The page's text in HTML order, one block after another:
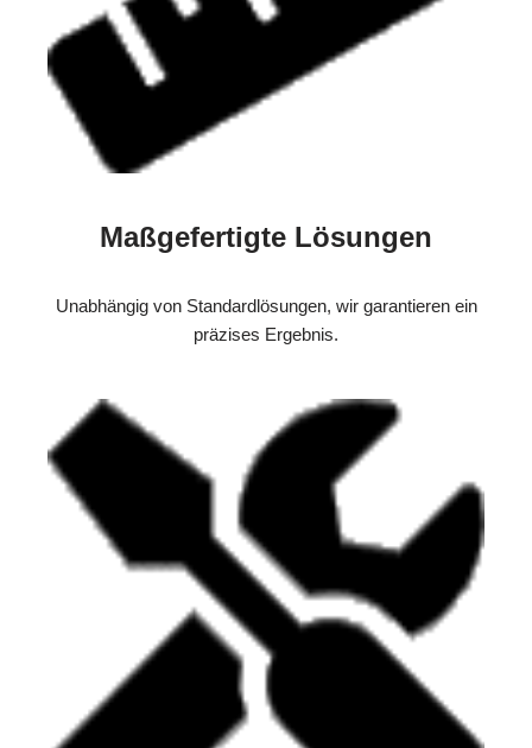
Maßgefertigte Lösungen
Unabhängig von Standardlösungen, wir garantieren ein
präzises Ergebnis.